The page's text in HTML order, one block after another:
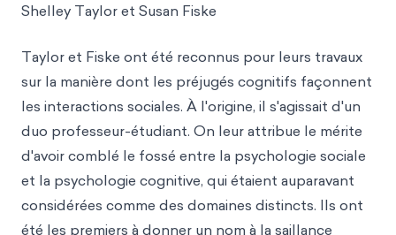
Shelley Taylor et Susan Fiske
Taylor et Fiske ont été reconnus pour leurs travaux
sur la manière dont les préjugés cognitifs façonnent
les interactions sociales. À l'origine, il s'agissait d'un
duo professeur-étudiant. On leur attribue le mérite
d'avoir comblé le fossé entre la psychologie sociale
et la psychologie cognitive, qui étaient auparavant
considérées comme des domaines distincts. Ils ont
été les premiers à donner un nom à la saillance